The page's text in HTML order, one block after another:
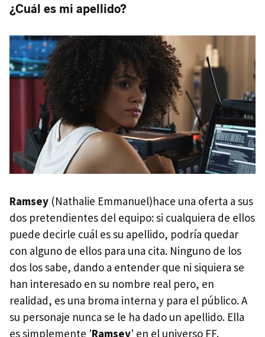
¿Cuál es mi apellido?
Ramsey (Nathalie Emmanuel)hace una oferta a sus
dos pretendientes del equipo: si cualquiera de ellos
puede decirle cuál es su apellido, podría quedar
con alguno de ellos para una cita. Ninguno de los
dos los sabe, dando a entender que ni siquiera se
han interesado en su nombre real pero, en
realidad, es una broma interna y para el público. A
su personaje nunca se le ha dado un apellido. Ella
es simplemente 'Ramsey' en el universo FF.